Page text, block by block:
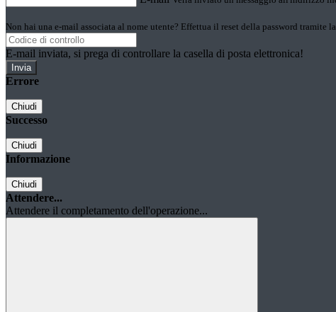
Non hai una e-mail associata al nome utente? Effettua il reset della password tramite la
E-mail inviata, si prega di controllare la casella di posta elettronica!
Errore
Chiudi
Successo
Chiudi
Informazione
Chiudi
Attendere...
Attendere il completamento dell'operazione...